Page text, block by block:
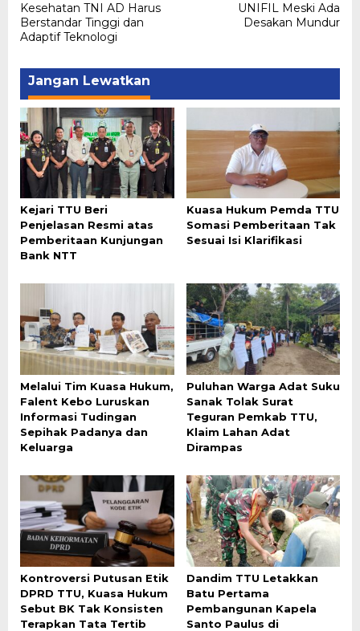
Kesehatan TNI AD Harus
Berstandar Tinggi dan
Adaptif Teknologi
UNIFIL Meski Ada
Desakan Mundur
Jangan Lewatkan
Kejari TTU Beri
Penjelasan Resmi atas
Pemberitaan Kunjungan
Bank NTT
Kuasa Hukum Pemda TTU
Somasi Pemberitaan Tak
Sesuai Isi Klarifikasi
Melalui Tim Kuasa Hukum,
Falent Kebo Luruskan
Informasi Tudingan
Sepihak Padanya dan
Keluarga
Puluhan Warga Adat Suku
Sanak Tolak Surat
Teguran Pemkab TTU,
Klaim Lahan Adat
Dirampas
Kontroversi Putusan Etik
DPRD TTU, Kuasa Hukum
Sebut BK Tak Konsisten
Terapkan Tata Tertib
Dandim TTU Letakkan
Batu Pertama
Pembangunan Kapela
Santo Paulus di